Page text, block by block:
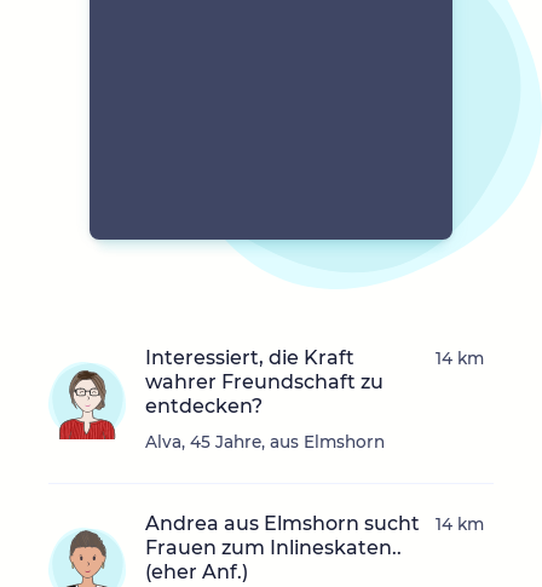
Interessiert, die Kraft
wahrer Freundschaft zu
entdecken?
Alva, 45 Jahre, aus Elmshorn
14 km
Andrea aus Elmshorn sucht
Frauen zum Inlineskaten..
(eher Anf.)
14 km